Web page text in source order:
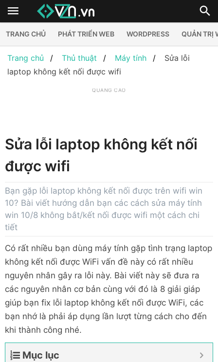
TRANG CHỦ PHÁT TRIỂN WEB WORDPRESS QUẢN TRỊ
Trang chủ Thủ thuật Máy tính
Sửa lỗi
laptop không kết nối được wifi
QUẢNG CÁO
Sửa lỗi laptop không kết nối
được wifi
Bạn gặp lỗi laptop không kết nối được trên wifi win
10? Bài viết hướng dẫn bạn các cách sửa máy tính
win 10/8 không bắt/kết nối được wifi một cách chi
tiết
Có rất nhiều bạn dùng máy tính gặp tình trạng laptop
không kết nối được WiFi vấn đề này có rất nhiều
nguyên nhân gây ra lỗi này. Bài viết này sẽ đưa ra
các nguyên nhân cơ bản cùng với đó là 8 giải giáp
giúp bạn fix lỗi laptop không kết nối được WiFi, các
bạn nhớ là phải áp dụng lần lượt từng cách cho đến
khi thành công nhé.
Mục lục